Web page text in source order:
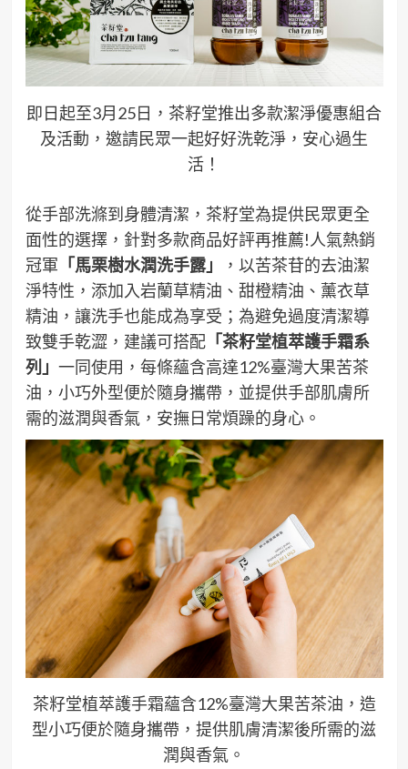
即日起至3月25日，茶籽堂推出多款潔淨優惠組合
及活動，邀請民眾一起好好洗乾淨，安心過生
活！
從手部洗滌到身體清潔，茶籽堂為提供民眾更全
面性的選擇，針對多款商品好評再推薦!人氣熱銷
冠軍 「馬栗樹水潤洗手露」
，以苦茶苷的去油潔
淨特性，添加入岩蘭草精油、甜橙精油、薰衣草
精油，讓洗手也能成為享受；為避免過度清潔導
致雙手乾澀，建議可搭配「茶籽堂植萃護手霜系
列 」 一同使用，每條蘊含高達12%臺灣大果苦茶
油，小巧外型便於隨身攜帶，並提供手部肌膚所
需的滋潤與香氣，安撫日常煩躁的身心。
茶籽堂植萃護手霜蘊含12%臺灣大果苦茶油，造
型小巧便於隨身攜帶，提供肌膚清潔後所需的滋
潤與香氣。